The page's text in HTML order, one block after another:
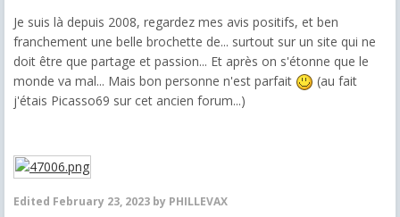
Je suis là depuis 2008, regardez mes avis positifs, et ben
franchement une belle brochette de... surtout sur un site qui ne
doit être que partage et passion... Et après on s'étonne que le
monde va mal... Mais bon personne n'est parfait
(au fait
j'étais Picasso69 sur cet ancien forum...)
Edited February 23, 2023 by PHILLEVAX